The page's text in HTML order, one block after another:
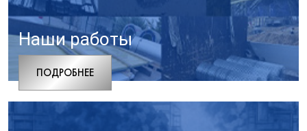
Наши работы
ПОДРОБНЕЕ